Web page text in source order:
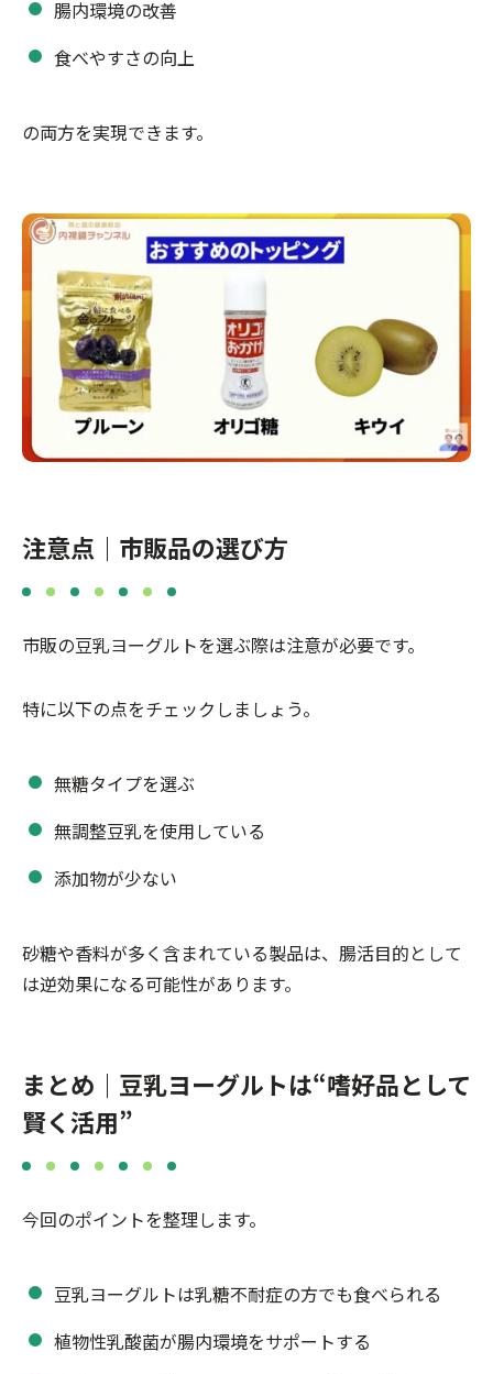
腸内環境の改善
食べやすさの向上
の両方を実現できます。
注意点｜市販品の選び方
市販の豆乳ヨーグルトを選ぶ際は注意が必要です。
特に以下の点をチェックしましょう。
無糖タイプを選ぶ
無調整豆乳を使用している
添加物が少ない
砂糖や香料が多く含まれている製品は、腸活目的として
は逆効果になる可能性があります。
まとめ｜豆乳ヨーグルトは“嗜好品として
賢く活用”
今回のポイントを整理します。
豆乳ヨーグルトは乳糖不耐症の方でも食べられる
植物性乳酸菌が腸内環境をサポートする